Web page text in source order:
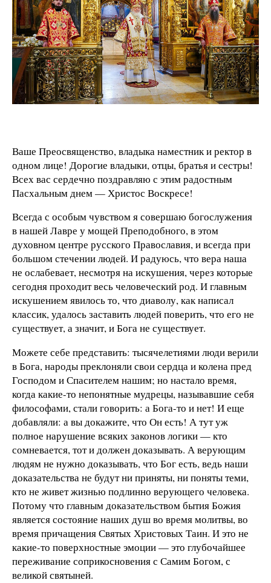
Ваше Преосвященство, владыка наместник и ректор в
одном лице! Дорогие владыки, отцы, братья и сестры!
Всех вас сердечно поздравляю с этим радостным
Пасхальным днем — Христос Воскресе!
Всегда с особым чувством я совершаю богослужения
в нашей Лавре у мощей Преподобного, в этом
духовном центре русского Православия, и всегда при
большом стечении людей. И радуюсь, что вера наша
не ослабевает, несмотря на искушения, через которые
сегодня проходит весь человеческий род. И главным
искушением явилось то, что диаволу, как написал
классик, удалось заставить людей поверить, что его не
существует, а значит, и Бога не существует.
Можете себе представить: тысячелетиями люди верили
в Бога, народы преклоняли свои сердца и колена пред
Господом и Спасителем нашим; но настало время,
когда какие-то непонятные мудрецы, называвшие себя
философами, стали говорить: а Бога-то и нет! И еще
добавляли: а вы докажите, что Он есть! А тут уж
полное нарушение всяких законов логики — кто
сомневается, тот и должен доказывать. А верующим
людям не нужно доказывать, что Бог есть, ведь наши
доказательства не будут ни приняты, ни поняты теми,
кто не живет жизнью подлинно верующего человека.
Потому что главным доказательством бытия Божия
является состояние наших душ во время молитвы, во
время причащения Святых Христовых Таин. И это не
какие-то поверхностные эмоции — это глубочайшее
переживание соприкосновения с Самим Богом, с
великой святыней.